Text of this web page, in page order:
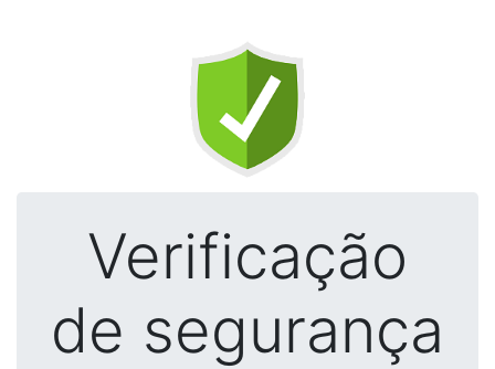
Verificação
de segurança